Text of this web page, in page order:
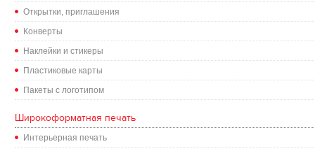
Открытки, приглашения
Конверты
Наклейки и стикеры
Пластиковые карты
Пакеты с логотипом
Широкоформатная печать
Интерьерная печать